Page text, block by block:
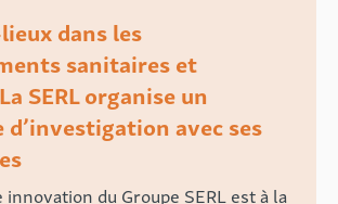
dans les
sanitaires et
SERL organise un
d’investigation avec ses
innovation du Groupe SERL est à la